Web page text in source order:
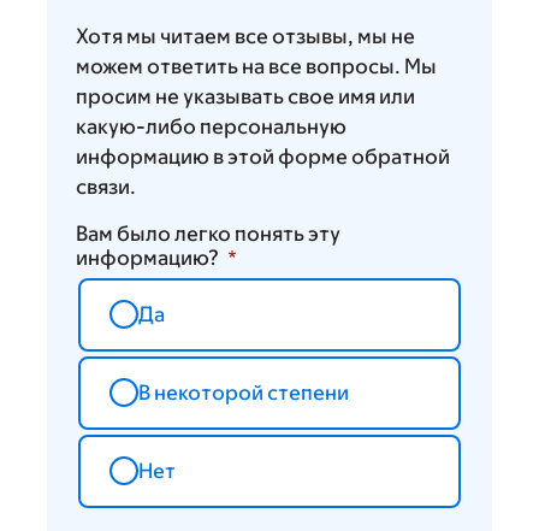
Хотя мы читаем все отзывы, мы не
можем ответить на все вопросы. Мы
просим не указывать свое имя или
какую-либо персональную
информацию в этой форме обратной
связи.
Вам было легко понять эту
информацию?
Да
В некоторой степени
Нет